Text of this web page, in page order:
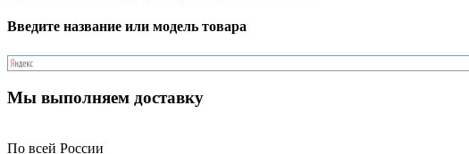
Введите название или модель товара
Мы выполняем доставку
По всей России